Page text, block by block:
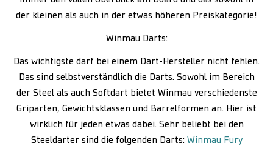
der kleinen als auch in der etwas höheren Preiskategorie!
Winmau Darts:
Das wichtigste darf bei einem Dart-Hersteller nicht fehlen.
Das sind selbstverständlich die Darts. Sowohl im Bereich
der Steel als auch Softdart bietet Winmau verschiedenste
Griparten, Gewichtsklassen und Barrelformen an. Hier ist
wirklich für jeden etwas dabei. Sehr beliebt bei den
Steeldarter sind die folgenden Darts: Winmau Fury